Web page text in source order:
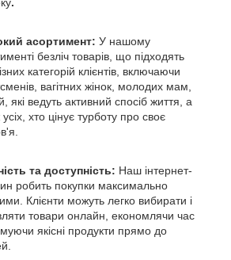
.
асортимент: У нашому
безліч товарів, що підходять
категорій клієнтів, включаючи
вагітних жінок, молодих мам,
які ведуть активний спосіб життя, а
хто цінує турботу про своє
та доступність: Наш інтернет-
робить покупки максимально
Клієнти можуть легко вибирати і
товари онлайн, економлячи час
якісні продукти прямо до